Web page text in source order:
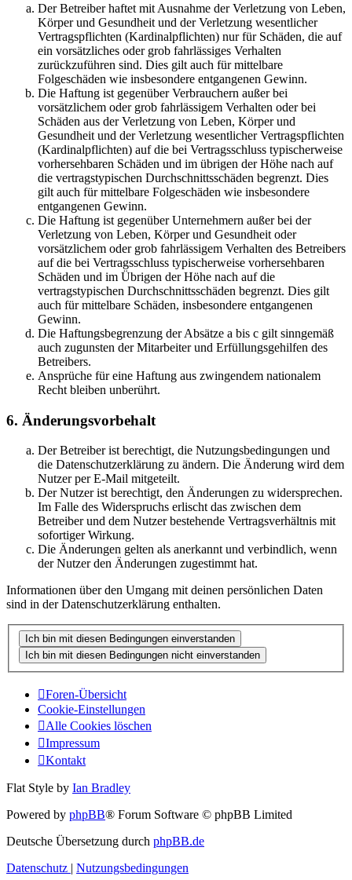
Der Betreiber haftet mit Ausnahme der Verletzung von Leben,
Körper und Gesundheit und der Verletzung wesentlicher
Vertragspflichten (Kardinalpflichten) nur für Schäden, die auf
ein vorsätzliches oder grob fahrlässiges Verhalten
zurückzuführen sind. Dies gilt auch für mittelbare
Folgeschäden wie insbesondere entgangenen Gewinn.
Die Haftung ist gegenüber Verbrauchern außer bei
vorsätzlichem oder grob fahrlässigem Verhalten oder bei
Schäden aus der Verletzung von Leben, Körper und
Gesundheit und der Verletzung wesentlicher Vertragspflichten
(Kardinalpflichten) auf die bei Vertragsschluss typischerweise
vorhersehbaren Schäden und im übrigen der Höhe nach auf
die vertragstypischen Durchschnittsschäden begrenzt. Dies
gilt auch für mittelbare Folgeschäden wie insbesondere
entgangenen Gewinn.
Die Haftung ist gegenüber Unternehmern außer bei der
Verletzung von Leben, Körper und Gesundheit oder
vorsätzlichem oder grob fahrlässigem Verhalten des Betreibers
auf die bei Vertragsschluss typischerweise vorhersehbaren
Schäden und im Übrigen der Höhe nach auf die
vertragstypischen Durchschnittsschäden begrenzt. Dies gilt
auch für mittelbare Schäden, insbesondere entgangenen
Gewinn.
Die Haftungsbegrenzung der Absätze a bis c gilt sinngemäß
auch zugunsten der Mitarbeiter und Erfüllungsgehilfen des
Betreibers.
Ansprüche für eine Haftung aus zwingendem nationalem
Recht bleiben unberührt.
6. Änderungsvorbehalt
Der Betreiber ist berechtigt, die Nutzungsbedingungen und
die Datenschutzerklärung zu ändern. Die Änderung wird dem
Nutzer per E-Mail mitgeteilt.
Der Nutzer ist berechtigt, den Änderungen zu widersprechen.
Im Falle des Widerspruchs erlischt das zwischen dem
Betreiber und dem Nutzer bestehende Vertragsverhältnis mit
sofortiger Wirkung.
Die Änderungen gelten als anerkannt und verbindlich, wenn
der Nutzer den Änderungen zugestimmt hat.
Informationen über den Umgang mit deinen persönlichen Daten
sind in der Datenschutzerklärung enthalten.
Foren-Übersicht
Cookie-Einstellungen
Alle Cookies löschen
Impressum
Kontakt
Flat Style by Ian Bradley
Powered by phpBB® Forum Software © phpBB Limited
Deutsche Übersetzung durch phpBB.de
Datenschutz | Nutzungsbedingungen